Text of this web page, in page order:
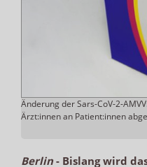
Änderung der Sars-CoV-2-
Ärzt:innen an Patient:innen
Berlin- Bislang wird